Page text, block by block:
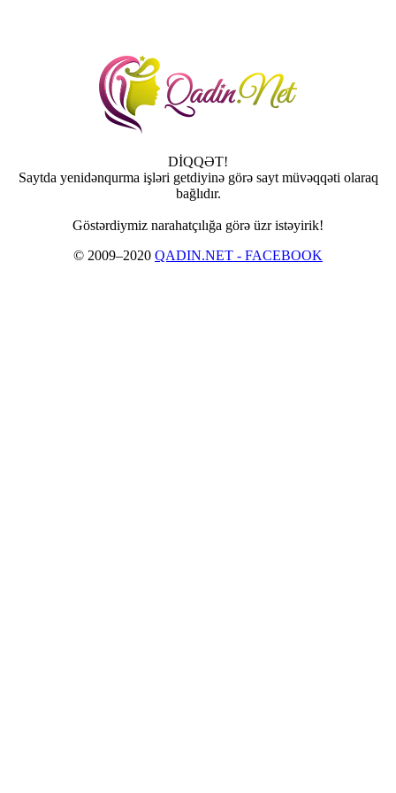
DİQQƏT!
Saytda yenidənqurma işləri getdiyinə görə sayt müvəqqəti olaraq
bağlıdır.
Göstərdiymiz narahatçılığa görə üzr istəyirik!
© 2009–2020 QADIN.NET - FACEBOOK